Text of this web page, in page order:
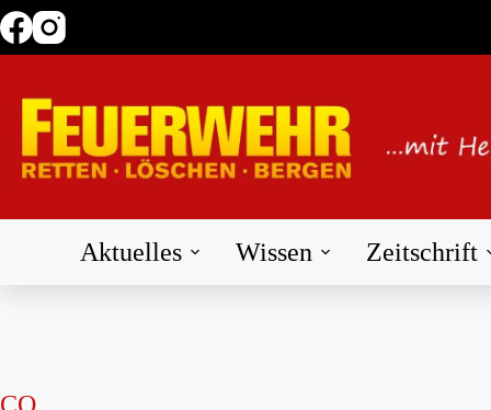
Zum
Inhalt
Aktuelles Wissen Zeitschrift